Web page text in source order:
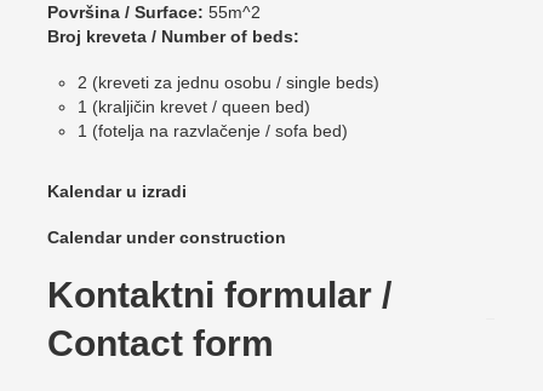
Površina / Surface: 55m^2
Broj kreveta / Number of beds:
2 (kreveti za jednu osobu / single beds)
1 (kraljičin krevet / queen bed)
1 (fotelja na razvlačenje / sofa bed)
Kalendar u izradi
Calendar under construction
Kontaktni formular /
Contact form